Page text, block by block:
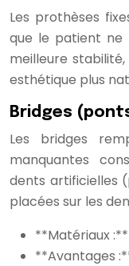
Les prothèses
que le patient ne
meilleure
esthétique plus
Bridges
Les bridges
manquantes
dents artificielles
placées sur les
**Matériaux
**Avantages